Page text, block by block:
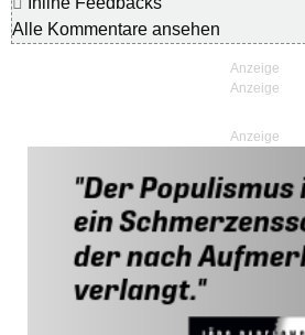
Alle Kommentare ansehen
Anzeige